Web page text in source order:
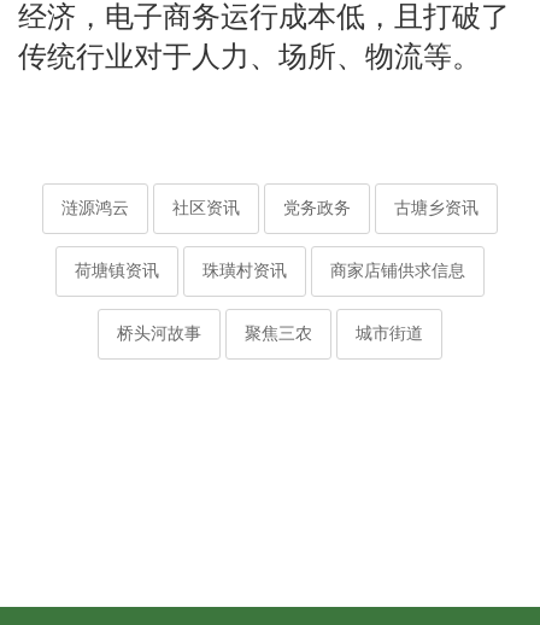
经济，电子商务运行成本低，且打破了
传统行业对于人力、场所、物流等。
涟源鸿云 社区资讯 党务政务 古塘乡资讯
荷塘镇资讯 珠璜村资讯 商家店铺供求信息
桥头河故事 聚焦三农 城市街道